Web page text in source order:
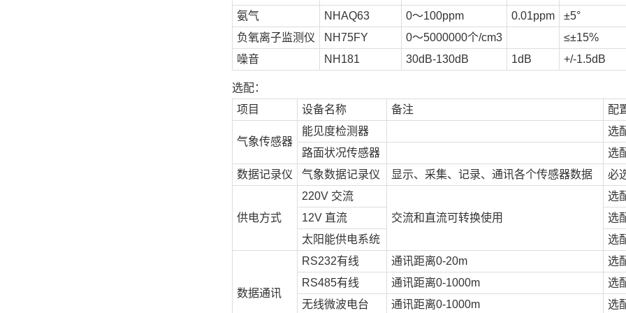
氨气
NHAQ63 0～100ppm 0.01ppm
±5°
负氧离子监测仪
NH75FY 0～5000000个/cm3
≤±15%
噪音
NH181 30dB-130dB 1dB +/-1.5dB
选配：
项目
设备名称 备注 配
气象传感器
能见度检测器
选
路面状况传感器
选
数据记录仪
气象数据记录仪 显示、采集、记录、通讯各个传感器数据 必
供电方式
220V 交流
交流和直流可转换使用
选
12V 直流
选
太阳能供电系统
选
数据通讯
RS232有线 通讯距离0-20m
选
RS485有线
通讯距离0-1000m
选
无线微波电台
通讯距离0-1000m 选